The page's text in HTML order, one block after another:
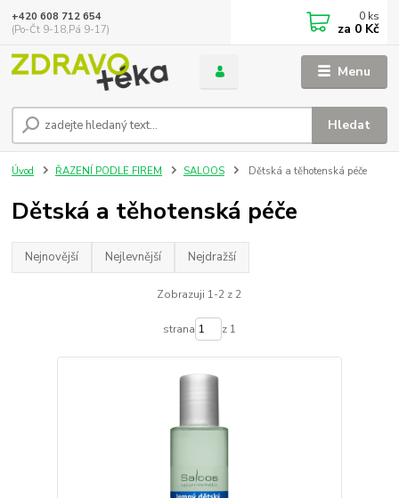
Menu
Hledat
+420 608 712 654
(Po-Čt 9-18,Pá 9-17)
0 ks
za 0 Kč
Úvod ŘAZENÍ PODLE FIREM SALOOS Dětská a těhotenská péče
Dětská a těhotenská péče
Nejnovější Nejlevnější Nejdražší
Zobrazuji 1-2 z 2
strana z 1